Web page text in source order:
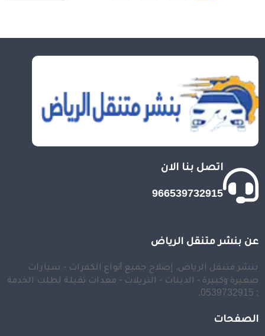
اتصل بنا الان
966539732915
عن بنشر متنقل الرياض
بنشر متنقل الرياض, إصلاح جميع أنواع الكفرات - سيارات
صغيرة وكبيرة - الدينات - التريلات - معدات ثقيلة لطلب الخدمة
: 0539732915.
الصفحات